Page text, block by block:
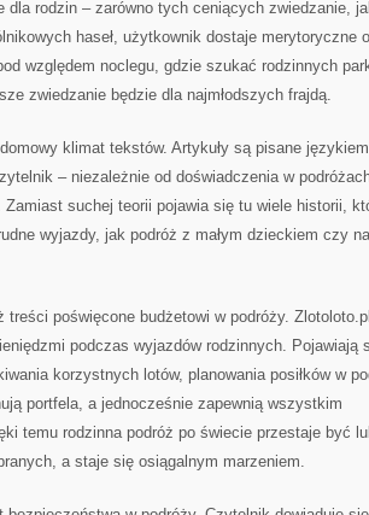
dla rodzin – zarówno tych ceniących zwiedzanie,
haseł, użytkownik dostaje merytoryczne
względem noclegu, gdzie szukać rodzinnych
zwiedzanie będzie dla najmłodszych frajdą.
klimat tekstów. Artykuły są pisane językiem
– niezależnie od doświadczenia w
Zamiast suchej teorii pojawia się tu wiele historii,
wyjazdy, jak podróż z małym dzieckiem czy
treści poświęcone budżetowi w podróży.
podczas wyjazdów rodzinnych. Pojawiają
korzystnych lotów, planowania posiłków w
portfela, a jednocześnie zapewnią wszystkim
temu rodzinna podróż po świecie przestaje być
a staje się osiągalnym marzeniem.